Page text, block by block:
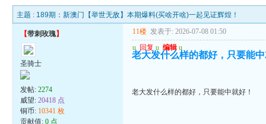
主题 : 189期：新澳门【举世无敌】本期爆料(买啥开啥)一起见证辉煌！
【带刺玫瑰】
圣骑士
发帖:2274
威望:20418 点
铜币: 10341 枚
贡献值:0 点
11楼 发表于: 2026-07-08 01:50
u 回复 u 编辑 u
老大发什么样的都好，只要能
老大发什么样的都好，只要能中就好！